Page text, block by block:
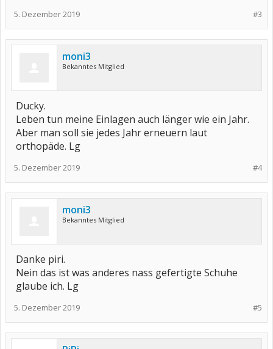
#3
5. Dezember 2019
moni3
Bekanntes Mitglied
Ducky.
Leben tun meine Einlagen auch länger wie ein Jahr.
Aber man soll sie jedes Jahr erneuern laut
orthopäde. Lg
#4
5. Dezember 2019
moni3
Bekanntes Mitglied
Danke piri.
Nein das ist was anderes nass gefertigte Schuhe
glaube ich. Lg
#5
5. Dezember 2019